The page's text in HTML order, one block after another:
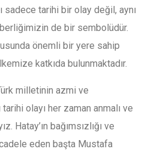
sadece tarihi bir olay değil, aynı
de bir sembolüdür.
önemli bir yere sahip
katkıda bulunmaktadır.
milletinin azmi ve
tarihi olayı her zaman anmalı ve
Hatay’ın bağımsızlığı ve
eden başta Mustafa